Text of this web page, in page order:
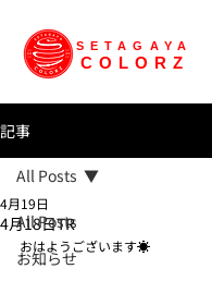
SETAGAYA
COLORZ
記事
All Posts
お知らせ
All Posts
4月18日TR
4月19日
おはようございます☀